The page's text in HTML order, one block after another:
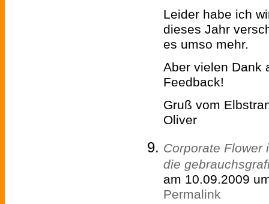
Leider habe ich
dieses Jahr
es umso mehr.
Aber vielen Dank
Feedback!
Gruß vom
Oliver
Corporate
die
am 10.09.2009
Permalink